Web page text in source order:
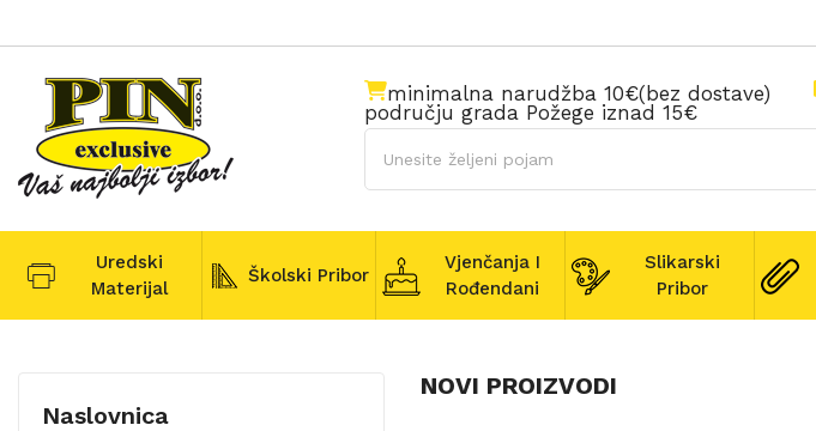
minimalna narudžba 10€(bez dostave)
području grada Požege iznad 15€
Uredski
Materijal
Školski Pribor
Vjenčanja I
Rođendani
Slikarski
Pribor
Naslovnica
NOVI PROIZVODI